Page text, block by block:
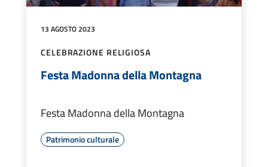
13 AGOSTO 2023
CELEBRAZIONE RELIGIOSA
Festa Madonna della Montagna
Festa Madonna della Montagna
Patrimonio culturale